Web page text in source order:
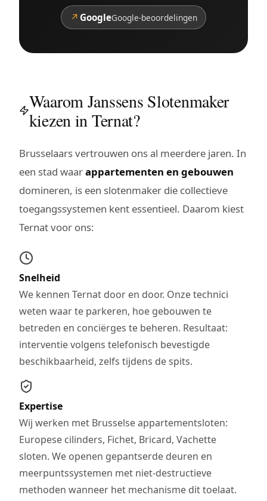
↗ GoogleGoogle-beoordelingen
Waarom Janssens Slotenmaker
kiezen in Ternat?
Brusselaars vertrouwen ons al meerdere jaren. In
een stad waarappartementen en gebouwen
domineren, is een slotenmaker die collectieve
toegangssystemen kent essentieel. Daarom kiest
Ternat voor ons:
Snelheid
We kennen Ternat door en door. Onze technici
weten waar te parkeren, hoe gebouwen te
betreden en conciërges te beheren. Resultaat:
interventie volgens telefonisch bevestigde
beschikbaarheid, zelfs tijdens de spits.
Expertise
Wij werken met Brusselse appartementsloten:
Europese cilinders, Fichet, Bricard, Vachette
sloten. We openen gepantserde deuren en
meerpuntssystemen met niet-destructieve
methoden wanneer het mechanisme dit toelaat.